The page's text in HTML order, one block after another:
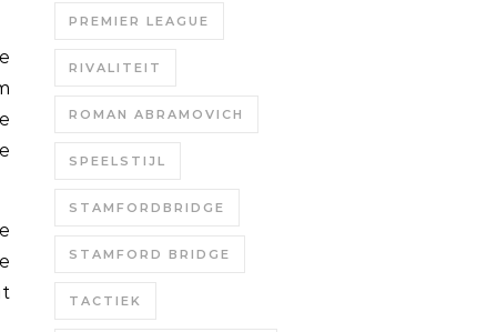
PREMIER LEAGUE
RIVALITEIT
ROMAN ABRAMOVICH
SPEELSTIJL
STAMFORDBRIDGE
STAMFORD BRIDGE
TACTIEK